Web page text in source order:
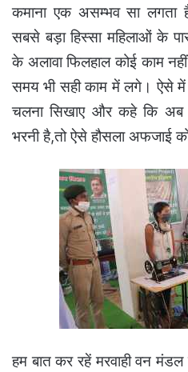
कमाना एक असम्भव सा
सबसे बड़ा हिस्सा महिलाओं के
के अलावा फिलहाल कोई काम
समय भी सही काम में लगे। ऐसे
चलना सिखाए और कहे कि
भरनी है,तो ऐसे हौसला अफजाई
हम बात कर रहें मरवाही वन